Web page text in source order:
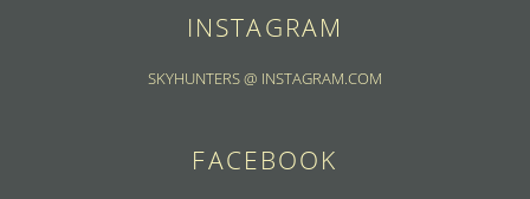
INSTAGRAM
SKYHUNTERS @ INSTAGRAM.COM
FACEBOOK